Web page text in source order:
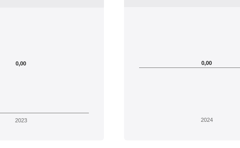
0,00
2023
0,00
2024